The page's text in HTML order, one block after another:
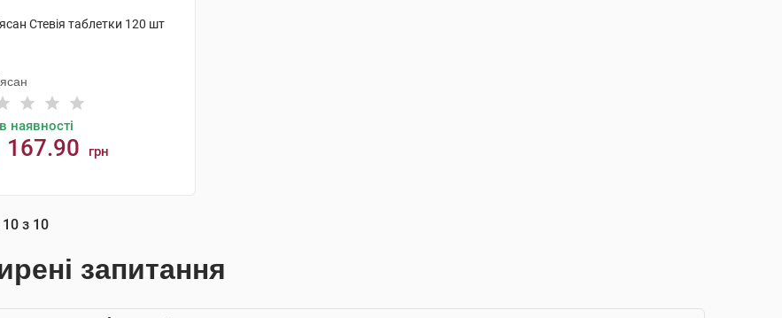
Стевія таблетки 120 шт
наявності
167.90 грн
10 з 10
запитання